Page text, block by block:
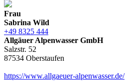
Frau
Sabrina Wild
+49 8325 444
Allgäuer Alpenwasser GmbH
Salzstr. 52
87534 Oberstaufen
https://www.allgaeuer-alpenwasser.de/